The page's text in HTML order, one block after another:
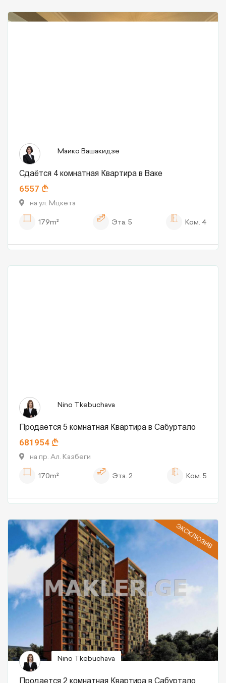
Маико Вашакидзе
Сдаётся 4 комнатная Квартира в Ваке
6557
на ул. Мцкета
179m²
Эта. 5 Ком. 4
Nino Tkebuchava
Продается 5 комнатная Квартира в Сабуртало
681954
на пр. Ал. Казбеги
170m²
Эта. 2 Ком. 5
ЭКСКЛЮЗИВ
Nino Tkebuchava
Продается 2 комнатная Квартира в Сабуртало